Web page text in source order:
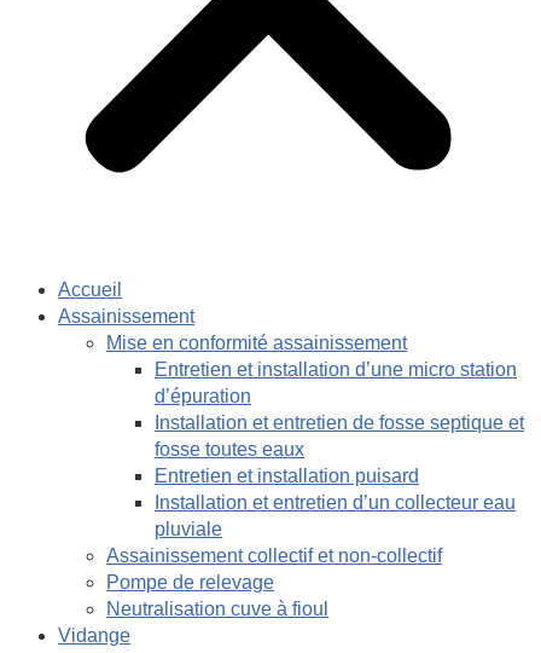
Accueil
Assainissement
Mise en conformité assainissement
Entretien et installation d’une micro station
d’épuration
Installation et entretien de fosse septique et
fosse toutes eaux
Entretien et installation puisard
Installation et entretien d’un collecteur eau
pluviale
Assainissement collectif et non-collectif
Pompe de relevage
Neutralisation cuve à fioul
Vidange